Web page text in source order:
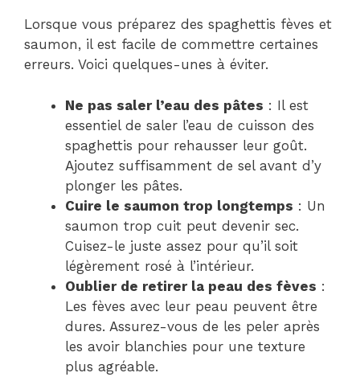
Lorsque vous préparez des spaghettis fèves et
saumon, il est facile de commettre certaines
erreurs. Voici quelques-unes à éviter.
Ne pas saler l’eau des pâtes : Il est
essentiel de saler l’eau de cuisson des
spaghettis pour rehausser leur goût.
Ajoutez suffisamment de sel avant d’y
plonger les pâtes.
Cuire le saumon trop longtemps : Un
saumon trop cuit peut devenir sec.
Cuisez-le juste assez pour qu’il soit
légèrement rosé à l’intérieur.
Oublier de retirer la peau des fèves :
Les fèves avec leur peau peuvent être
dures. Assurez-vous de les peler après
les avoir blanchies pour une texture
plus agréable.